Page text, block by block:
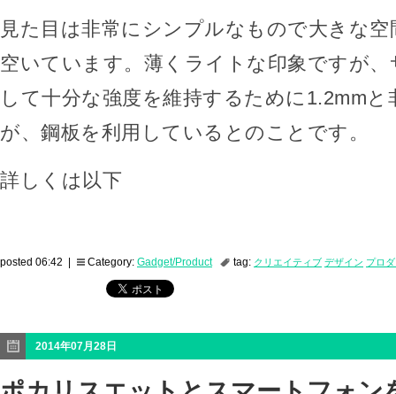
見た目は非常にシンプルなもので大きな
空いています。薄くライトな印象ですが
して十分な強度を維持するために1.2mmと
が、鋼板を利用しているとのことです。
詳しくは以下
posted 06:42 | Category: Gadget/Product tag: クリエイティブ デザイン プロ
2014年07月28日